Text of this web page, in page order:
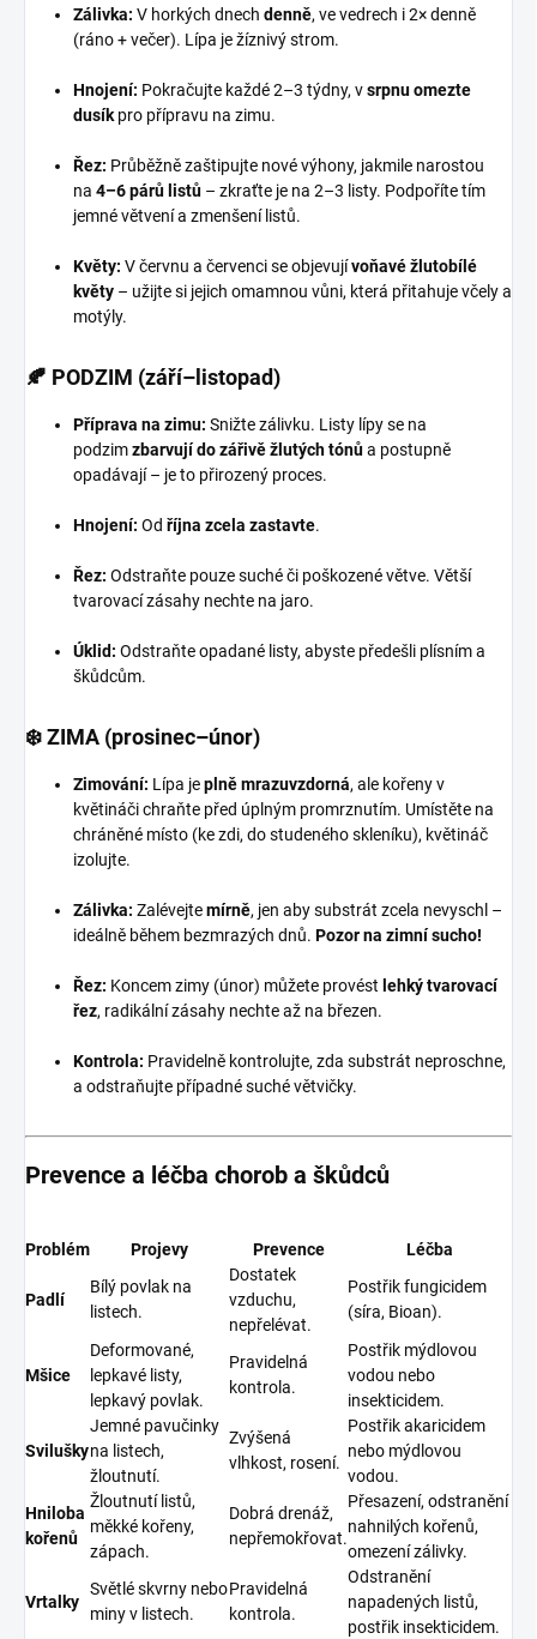
Zálivka: V horkých dnech denně, ve vedrech i 2× denně
(ráno + večer). Lípa je žíznivý strom.
Hnojení: Pokračujte každé 2–3 týdny, vsrpnu omezte
dusík pro přípravu na zimu.
Řez: Průběžně zaštipujte nové výhony, jakmile narostou
na 4–6 párů listů – zkraťte je na 2–3 listy. Podpoříte tím
jemné větvení a zmenšení listů.
Květy: V červnu a červenci se objevujívoňavé žlutobílé
květy – užijte si jejich omamnou vůni, která přitahuje včely a
motýly.
🍂 PODZIM (září–listopad)
Příprava na zimu: Snižte zálivku. Listy lípy se na
podzimzbarvují do zářivě žlutých tónůa postupně
opadávají – je to přirozený proces.
Hnojení: Od října zcela zastavte.
Řez: Odstraňte pouze suché či poškozené větve. Větší
tvarovací zásahy nechte na jaro.
Úklid: Odstraňte opadané listy, abyste předešli plísním a
škůdcům.
❄️ ZIMA (prosinec–únor)
Zimování: Lípa jeplně mrazuvzdorná, ale kořeny v
květináči chraňte před úplným promrznutím. Umístěte na
chráněné místo (ke zdi, do studeného skleníku), květináč
izolujte.
Zálivka: Zalévejtemírně, jen aby substrát zcela nevyschl –
ideálně během bezmrazých dnů. Pozor na zimní sucho!
Řez: Koncem zimy (únor) můžete provést lehký tvarovací
řez, radikální zásahy nechte až na březen.
Kontrola: Pravidelně kontrolujte, zda substrát neproschne,
a odstraňujte případné suché větvičky.
Prevence a léčba chorob a škůdců
Problém Projevy Prevence Léčba
Padlí
Bílý povlak na
listech.
Dostatek
vzduchu,
nepřelévat.
Postřik fungicidem
(síra, Bioan).
Mšice
Deformované,
lepkavé listy,
lepkavý povlak.
Pravidelná
kontrola.
Postřik mýdlovou
vodou nebo
insekticidem.
Svilušky
Jemné pavučinky
na listech,
žloutnutí.
Zvýšená
vlhkost, rosení.
Postřik akaricidem
nebo mýdlovou
vodou.
Hniloba
kořenů
Žloutnutí listů,
měkké kořeny,
zápach.
Dobrá drenáž,
nepřemokřovat.
Přesazení, odstranění
nahnilých kořenů,
omezení zálivky.
Vrtalky
Světlé skvrny nebo
miny v listech.
Pravidelná
kontrola.
Odstranění
napadených listů,
postřik insekticidem.